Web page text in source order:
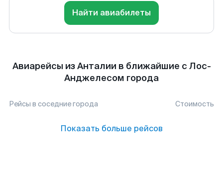
Найти авиабилеты
Авиарейсы из Анталии в ближайшие с Лос-
Анджелесом города
Рейсы в соседние города Стоимость
Показать больше рейсов